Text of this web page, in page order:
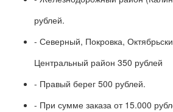
рублей.
- Северный, Покровка,
Центральный район 350 рублей
- Правый берег 500 рублей.
- При сумме заказа от 15.000